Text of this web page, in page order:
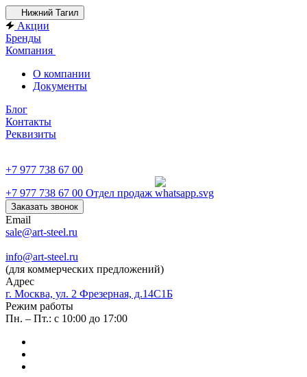
Нижний Тагил
Акции
Бренды
Компания
О компании
Документы
Блог
Контакты
Реквизиты
+7 977 738 67 00
+7 977 738 67 00 Отдел продаж
Заказать звонок
Email
sale@art-steel.ru
info@art-steel.ru
(для коммерческих предложений)
Адрес
г. Москва, ул. 2 Фрезерная, д.14С1Б
Режим работы
Пн. – Пт.: с 10:00 до 17:00